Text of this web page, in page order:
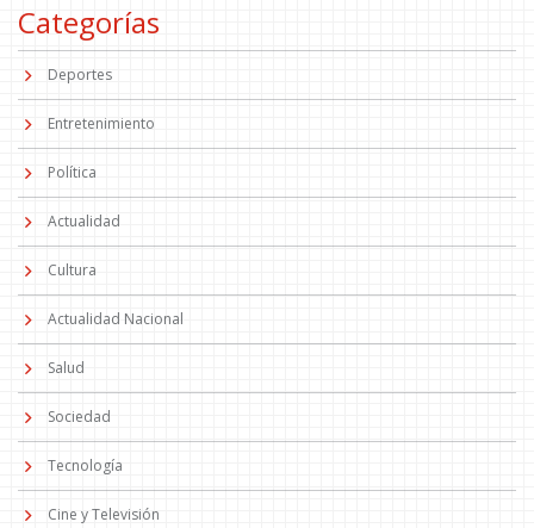
Categorías
Deportes
Entretenimiento
Política
Actualidad
Cultura
Actualidad Nacional
Salud
Sociedad
Tecnología
Cine y Televisión